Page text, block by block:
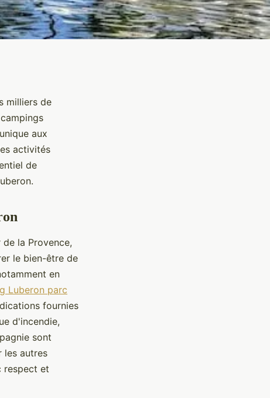
milliers de
aux
activités
de
la Provence,
le bien-être de
en
Luberon parc
fournies
d'incendie,
sont
les autres
respect et